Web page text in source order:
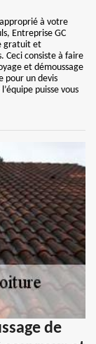
à votre
Entreprise GC
gratuit et
Ceci consiste à faire
et démoussage
pour un devis
puisse vous
de